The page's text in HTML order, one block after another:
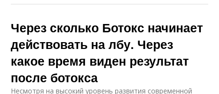
Через сколько Ботокс начинает
действовать на лбу. Через
какое время виден результат
после ботокса
Несмотря на высокий уровень развития современной